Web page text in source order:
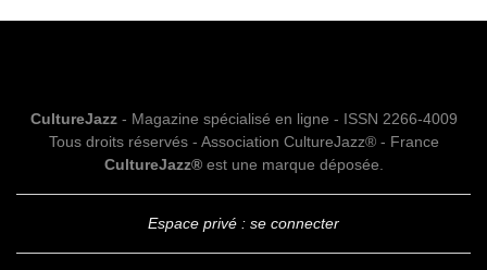
CultureJazz- Magazine spécialisé en ligne - ISSN 2266-4009
Tous droits réservés - Association CultureJazz® - France
CultureJazz®est une marque déposée.
Espace privé : se connecter